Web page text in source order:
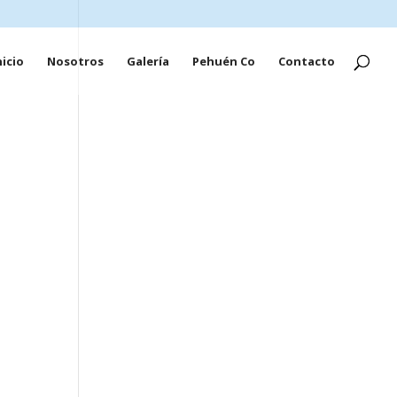
Nosotros Galería Pehuén Co Contacto